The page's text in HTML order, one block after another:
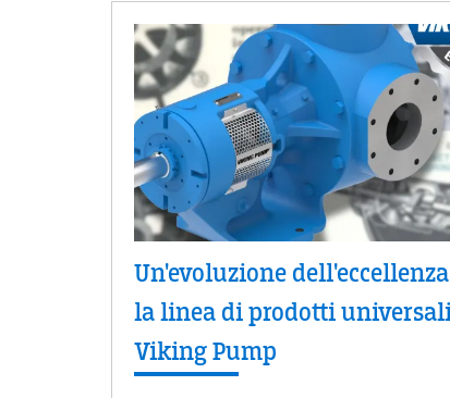
Un'evoluzione
la linea di prodotti
Viking Pump